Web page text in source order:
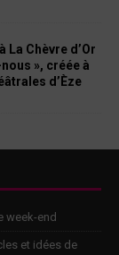
La Chèvre d’Or
», créée à
d’Èze
week-end
et idées de